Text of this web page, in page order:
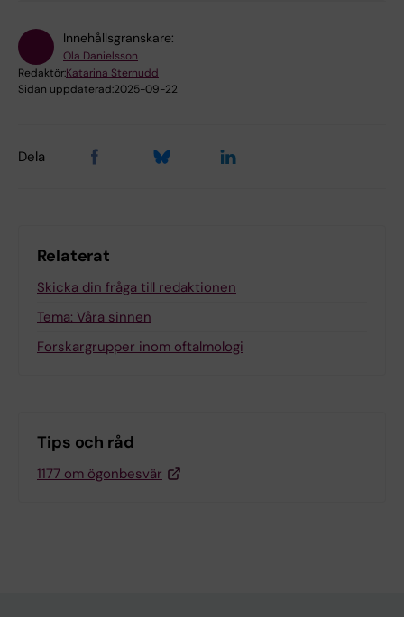
Innehållsgranskare:
Ola Danielsson
Redaktör:Katarina Sternudd
Sidan uppdaterad:2025-09-22
Dela
Relaterat
Skicka din fråga till redaktionen
Tema: Våra sinnen
Forskargrupper inom oftalmologi
Tips och råd
1177 om ögonbesvär